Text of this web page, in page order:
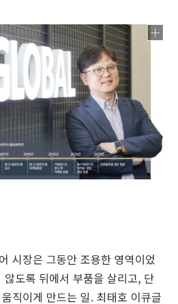
시장은 그동안 조용한 영역이었
않도록 뒤에서 부품을 살리고, 단
직이게 만드는 일. 최태호 이큐글